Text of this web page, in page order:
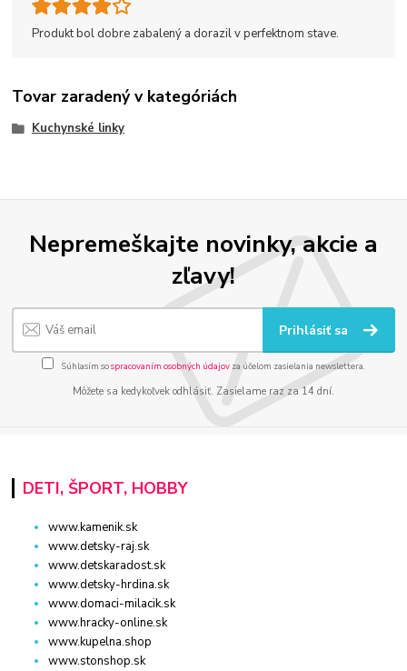
Produkt bol dobre zabalený a dorazil v perfektnom stave.
Tovar zaradený v kategóriách
Kuchynské linky
Nepremeškajte novinky, akcie a
zľavy!
Prihlásiť sa
Súhlasím sospracovaním osobných údajov za účelom zasielania newslettera.
Môžete sa kedykoľvek odhlásiť. Zasielame raz za 14 dní.
DETI, ŠPORT, HOBBY
www.kamenik.sk
www.detsky-raj.sk
www.detskaradost.sk
www.detsky-hrdina.sk
www.domaci-milacik.sk
www.hracky-online.sk
www.kupelna.shop
www.stonshop.sk